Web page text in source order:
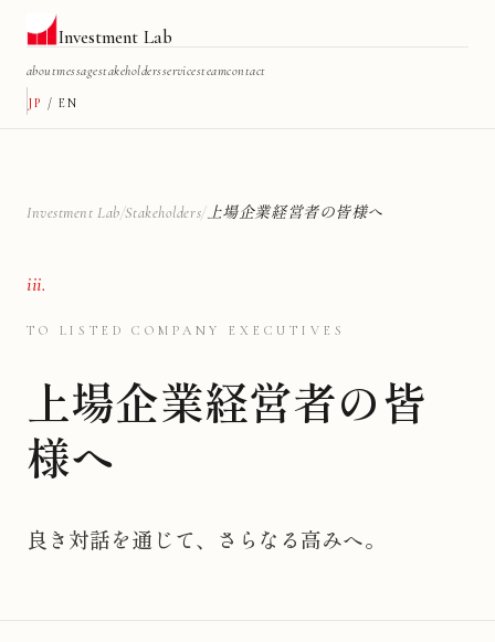
Investment Lab
aboutmessagestakeholdersservicesteamcontact
JP /EN
Investment Lab/Stakeholders/上場企業経営者の皆様へ
iii.
TO LISTED COMPANY EXECUTIVES
上場企業経営者の皆
様へ
良き対話を通じて、さらなる高みへ。